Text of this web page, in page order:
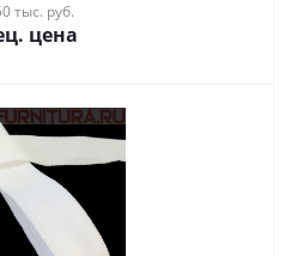
тыс. руб.
цена